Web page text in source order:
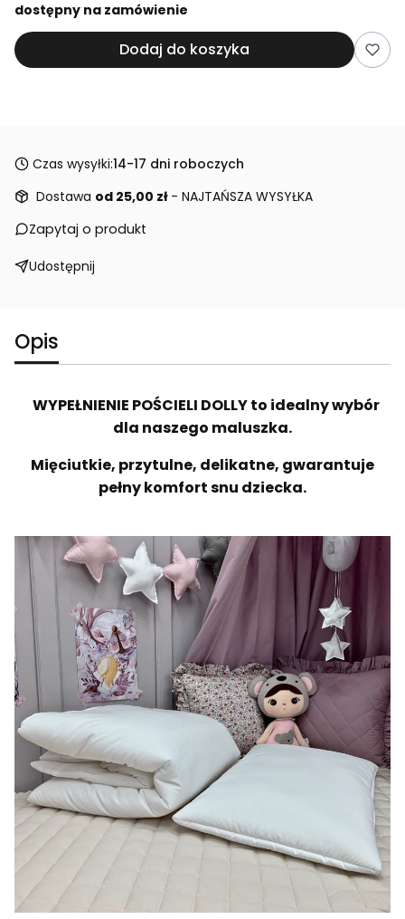
dostępny na zamówienie
Dodaj do koszyka
Czas wysyłki:14-17 dni roboczych
Dostawa od 25,00 zł - NAJTAŃSZA WYSYŁKA
Zapytaj o produkt
Udostępnij
Opis
WYPEŁNIENIE POŚCIELI DOLLYto idealny wybór
dla naszego maluszka.
Mięciutkie, przytulne, delikatne, gwarantuje
pełny komfort snu dziecka.